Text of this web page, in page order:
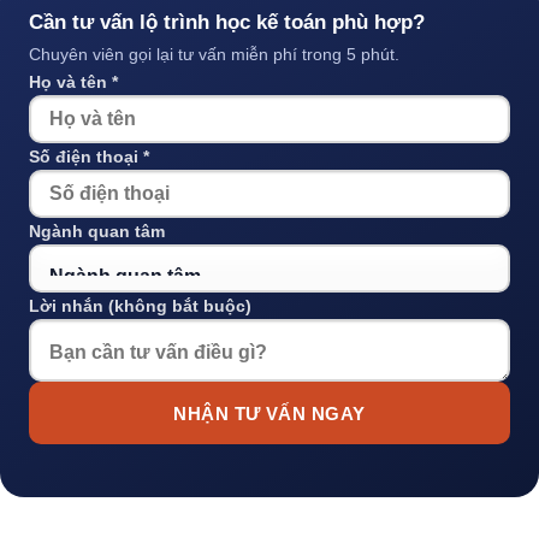
Cần tư vấn lộ trình học kế toán phù hợp?
Chuyên viên gọi lại tư vấn miễn phí trong 5 phút.
Họ và tên *
Số điện thoại *
Ngành quan tâm
Lời nhắn (không bắt buộc)
NHẬN TƯ VẤN NGAY